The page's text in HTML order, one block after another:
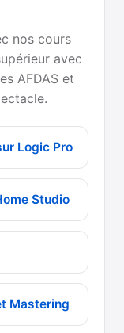
nos cours
avec
AFDAS et
Logic Pro
Studio
Mastering